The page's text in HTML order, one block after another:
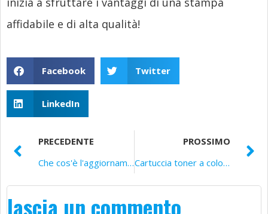
affidabile e di alta qualità!
Facebook Twitter
LinkedIn
PRECEDENTE
Che cos'è l'aggiornamento del firmware della stampante?
PROSSIMO
Cartuccia toner a colori compatibile VS cartuccia toner nero
lascia un commento